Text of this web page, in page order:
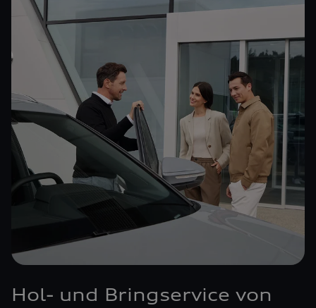
Hol- und Bringservice von